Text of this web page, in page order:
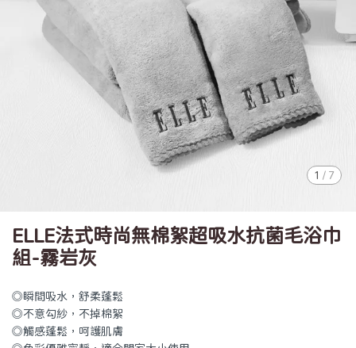
1 / 7
ELLE法式時尚無棉絮超吸水抗菌毛浴巾
組-霧岩灰
◎瞬間吸水，舒柔蓬鬆
◎不意勾紗，不掉棉絮
◎觸感蓬鬆，呵護肌膚